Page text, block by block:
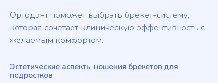
Ортодонт поможет выбрать брекет-систему,
которая сочетает клиническую эффективность с
желаемым комфортом.
Эстетические аспекты ношения брекетов для
подростков